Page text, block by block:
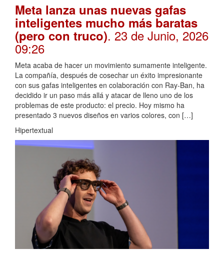
Meta lanza unas nuevas gafas
inteligentes mucho más baratas
(pero con truco). 23 de Junio, 2026
09:26
Meta acaba de hacer un movimiento sumamente inteligente.
La compañía, después de cosechar un éxito impresionante
con sus gafas inteligentes en colaboración con Ray-Ban, ha
decidido ir un paso más allá y atacar de lleno uno de los
problemas de este producto: el precio. Hoy mismo ha
presentado 3 nuevos diseños en varios colores, con […]
Hipertextual